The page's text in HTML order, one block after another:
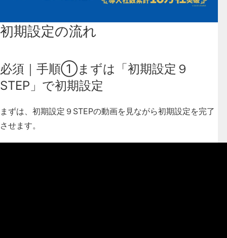
初期設定の流れ
必須｜手順①まずは「初期設定９
STEP」で初期設定
まずは、初期設定９STEPの動画を見ながら初期設定を完了
させます。